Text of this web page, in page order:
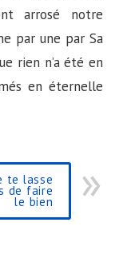
arrosé notre
par une par Sa
rien n’a été en
en éternelle
te lasse
de faire
le bien